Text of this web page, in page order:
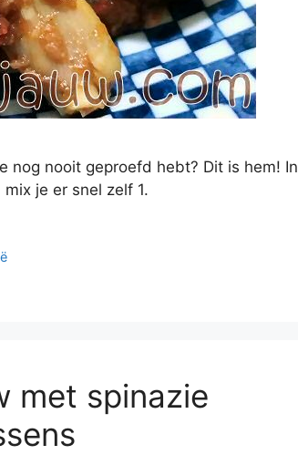
nog nooit geproefd hebt? Dit is hem! In
je er snel zelf 1.
met spinazie